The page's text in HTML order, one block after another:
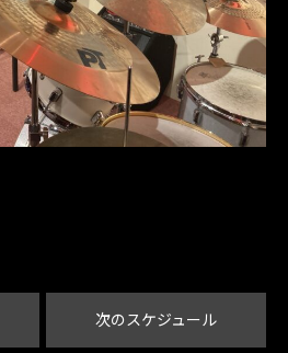
次のスケジュール